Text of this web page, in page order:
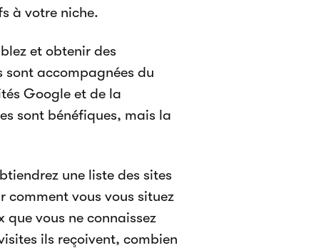
à votre niche.
et obtenir des
sont accompagnées du
Google et de la
sont bénéfiques, mais la
une liste des sites
comment vous vous situez
vous ne connaissez
ils reçoivent, combien